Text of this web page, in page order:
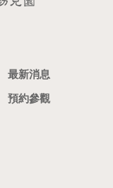
最新消息
預約參觀